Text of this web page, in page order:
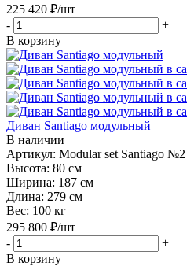
225 420 ₽/шт
-
+
В корзину
Диван Santiago модульный
В наличии
Артикул: Modular set Santiago №2
Высота: 80 см
Ширина: 187 см
Длина: 279 см
Вес: 100 кг
295 800 ₽/шт
-
+
В корзину